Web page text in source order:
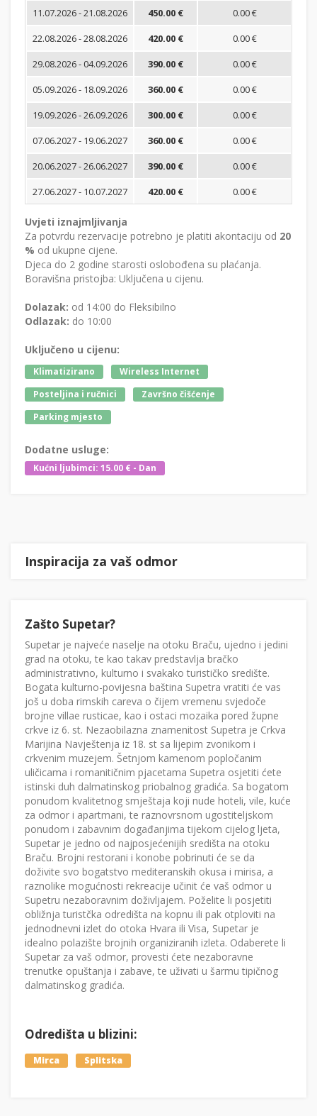
11.07.2026 - 21.08.2026
450.00 €
0.00 €
22.08.2026 - 28.08.2026
420.00 €
0.00 €
29.08.2026 - 04.09.2026
390.00 €
0.00 €
05.09.2026 - 18.09.2026
360.00 €
0.00 €
19.09.2026 - 26.09.2026
300.00 €
0.00 €
07.06.2027 - 19.06.2027
360.00 €
0.00 €
20.06.2027 - 26.06.2027
390.00 €
0.00 €
27.06.2027 - 10.07.2027
420.00 € 0.00 €
Uvjeti iznajmljivanja
Za potvrdu rezervacije potrebno je platiti akontaciju od 20
% od ukupne cijene.
Djeca do 2 godine starosti oslobođena su plaćanja.
Boravišna pristojba: Uključena u cijenu.
Dolazak: od 14:00 do Fleksibilno
Odlazak: do 10:00
Uključeno u cijenu:
Klimatizirano
Wireless Internet
Posteljina i ručnici
Završno čišćenje
Parking mjesto
Dodatne usluge:
Kućni ljubimci: 15.00 € - Dan
Inspiracija za vaš odmor
Zašto Supetar?
Supetar je najveće naselje na otoku Braču, ujedno i jedini
grad na otoku, te kao takav predstavlja bračko
administrativno, kulturno i svakako turističko središte.
Bogata kulturno-povijesna baština Supetra vratiti će vas
još u doba rimskih careva o čijem vremenu svjedoče
brojne villae rusticae, kao i ostaci mozaika pored župne
crkve iz 6. st. Nezaobilazna znamenitost Supetra je Crkva
Marijina Navještenja iz 18. st sa lijepim zvonikom i
crkvenim muzejem. Šetnjom kamenom popločanim
uličicama i romanitičnim pjacetama Supetra osjetiti ćete
istinski duh dalmatinskog priobalnog gradića. Sa bogatom
ponudom kvalitetnog smještaja koji nude hoteli, vile, kuće
za odmor i apartmani, te raznovrsnom ugostiteljskom
ponudom i zabavnim događanjima tijekom cijelog ljeta,
Supetar je jedno od najposjećenijih središta na otoku
Braču. Brojni restorani i konobe pobrinuti će se da
doživite svo bogatstvo mediteranskih okusa i mirisa, a
raznolike mogućnosti rekreacije učinit će vaš odmor u
Supetru nezaboravnim doživljajem. Poželite li posjetiti
obližnja turistčka odredišta na kopnu ili pak otploviti na
jednodnevni izlet do otoka Hvara ili Visa, Supetar je
idealno polazište brojnih organiziranih izleta. Odaberete li
Supetar za vaš odmor, provesti ćete nezaboravne
trenutke opuštanja i zabave, te uživati u šarmu tipičnog
dalmatinskog gradića.
Odredišta u blizini:
Mirca Splitska